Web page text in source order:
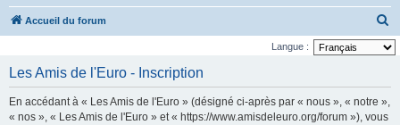
Accueil du forum
e
Langue :
Les Amis de l'Euro - Inscription
En accédant à « Les Amis de l'Euro » (désigné ci-après par « nous », « notre »,
« nos », « Les Amis de l'Euro » et « https://www.amisdeleuro.org/forum »), vous